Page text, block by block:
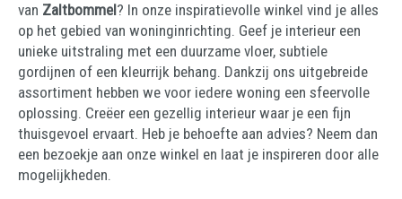
van Zaltbommel? In onze inspiratievolle winkel vind je alles
op het gebied van woninginrichting. Geef je interieur een
unieke uitstraling met een duurzame vloer, subtiele
gordijnen of een kleurrijk behang. Dankzij ons uitgebreide
assortiment hebben we voor iedere woning een sfeervolle
oplossing. Creëer een gezellig interieur waar je een fijn
thuisgevoel ervaart. Heb je behoefte aan advies? Neem dan
een bezoekje aan onze winkel en laat je inspireren door alle
mogelijkheden.